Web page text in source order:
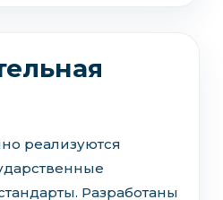
реализуются
Разработаны